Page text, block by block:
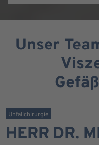
Unser
Unfallchirurgie
HERR DR.